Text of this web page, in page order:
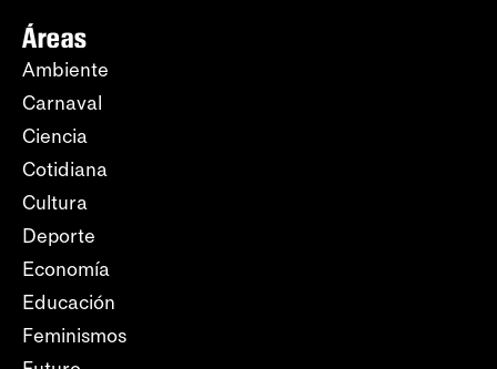
Áreas
Ambiente
Carnaval
Ciencia
Cotidiana
Cultura
Deporte
Economía
Educación
Feminismos